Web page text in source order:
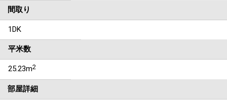
間取り
1DK
平米数
25.23m2
部屋詳細